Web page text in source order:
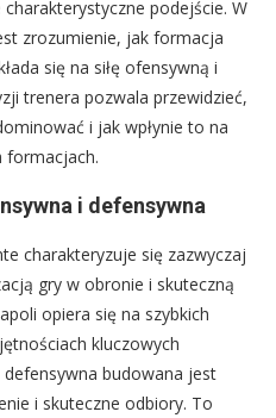
podejście. W
zrozumienie, jak formacja
się na siłę ofensywną i
trenera pozwala przewidzieć,
i jak wpłynie to na
formacjach.
i defensywna
charakteryzuje się zazwyczaj
gry w obronie i skuteczną
opiera się na szybkich
kluczowych
defensywna budowana jest
i skuteczne odbiory. To